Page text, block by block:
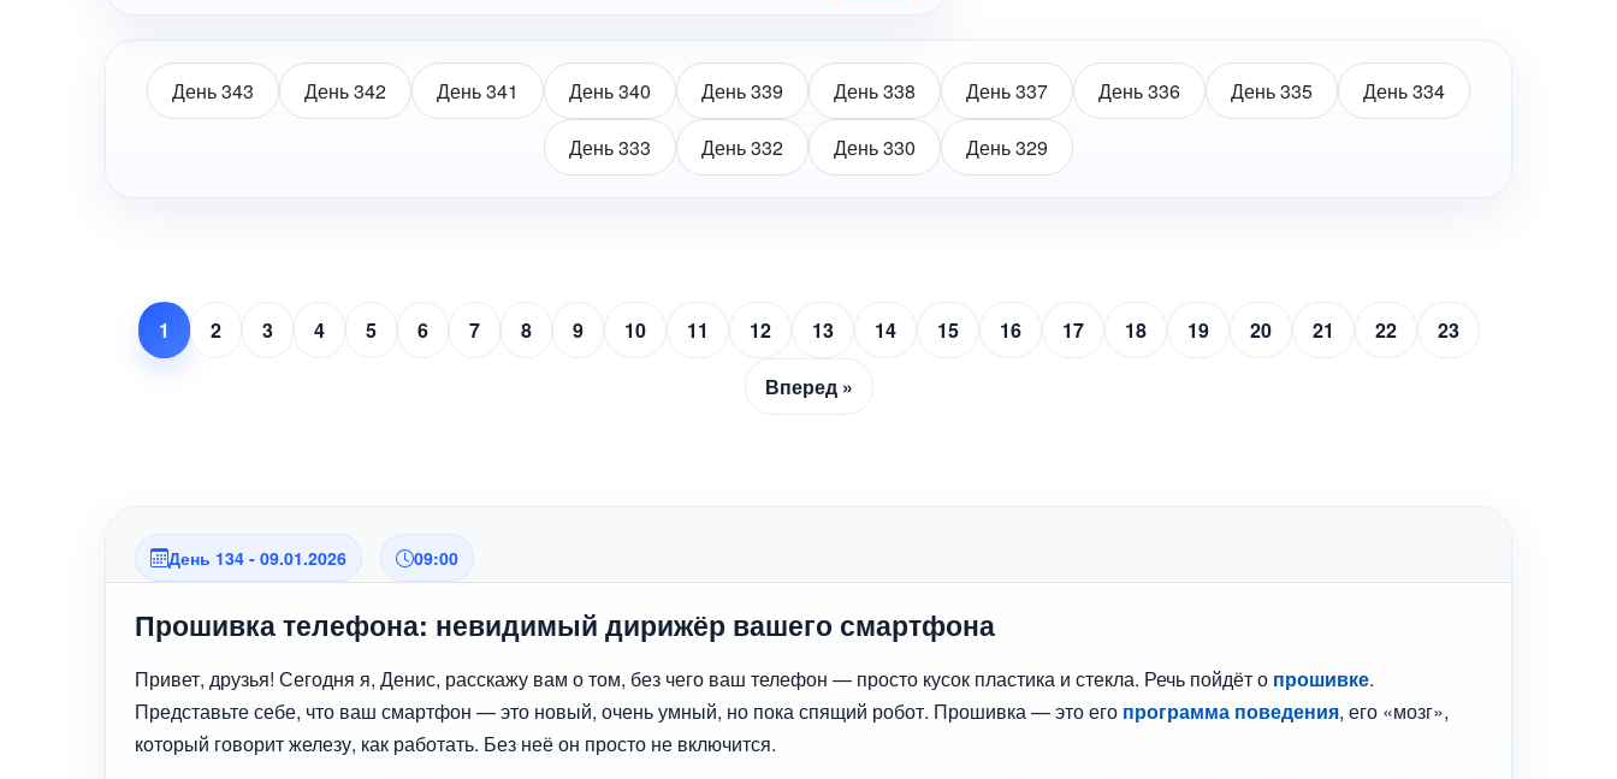
День 343 День 342 День 341 День 340 День 339 День 338 День 337 День 336 День 335 День 334
День 333 День 332 День 330 День 329
1 2 3 4 5 6 7 8 9 10 11 12 13 14 15 16 17 18 19 20 21 22 23
Вперед »
День 134 - 09.01.2026 09:00
Прошивка телефона: невидимый дирижёр вашего смартфона
Привет, друзья! Сегодня я, Денис, расскажу вам о том, без чего ваш телефон — просто кусок пластика и стекла. Речь пойдёт о прошивке.
Представьте себе, что ваш смартфон — это новый, очень умный, но пока спящий робот. Прошивка — это его программа поведения, его «мозг»,
который говорит железу, как работать. Без неё он просто не включится.